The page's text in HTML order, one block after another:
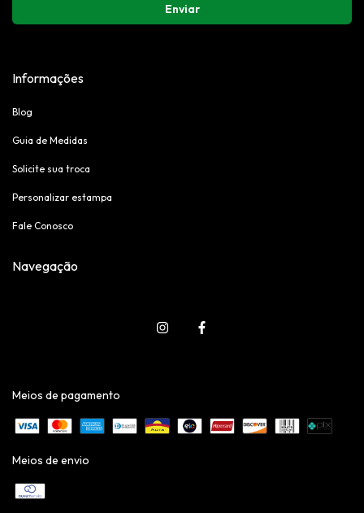
Enviar
Informações
Blog
Guia de Medidas
Solicite sua troca
Personalizar estampa
Fale Conosco
Navegação
Meios de pagamento
Meios de envio